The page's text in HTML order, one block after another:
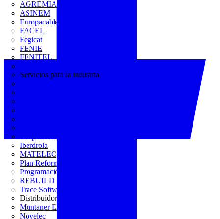
AGREMIA
ASINEM
Europacable
FACEL
Fegicat
FENIE
FENITEL
Servicios para la industria
Iberdrola
MATELEC
Plan Reforma
Programación Integral
REBUILD
Trace Software
Distribuidor
Muntaner Electro
Novelec